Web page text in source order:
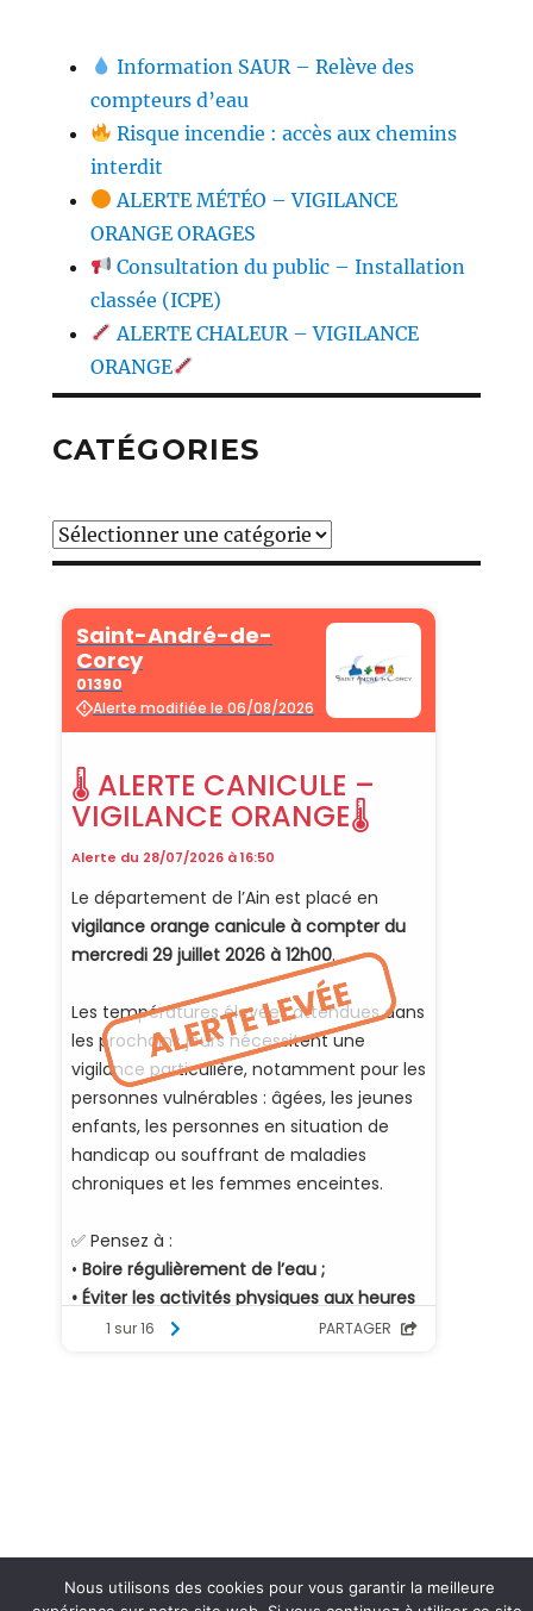
Information SAUR – Relève des
compteurs d’eau
Risque incendie : accès aux chemins
interdit
ALERTE MÉTÉO – VIGILANCE
ORANGE ORAGES
Consultation du public – Installation
classée (ICPE)
ALERTE CHALEUR – VIGILANCE
ORANGE
CATÉGORIES
Catégories
Nous utilisons des cookies pour vous garantir la meilleure